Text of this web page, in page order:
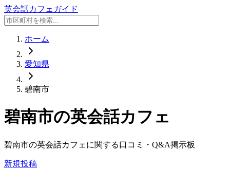
英会話カフェガイド
ホーム
愛知県
碧南市
碧南市の英会話カフェ
碧南市の英会話カフェに関する口コミ・Q&A掲示板
新規投稿